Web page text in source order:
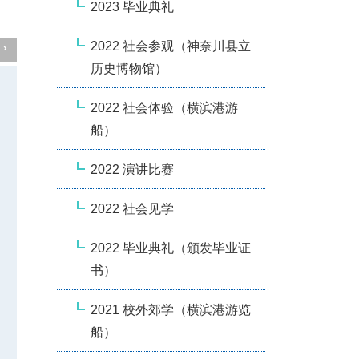
›
2023 毕业典礼
2022 社会参观（神奈川县立
历史博物馆）
2022 社会体验（横滨港游
船）
2022 演讲比赛
2022 社会见学
2022 毕业典礼（颁发毕业证
书）
2021 校外郊学（横滨港游览
船）